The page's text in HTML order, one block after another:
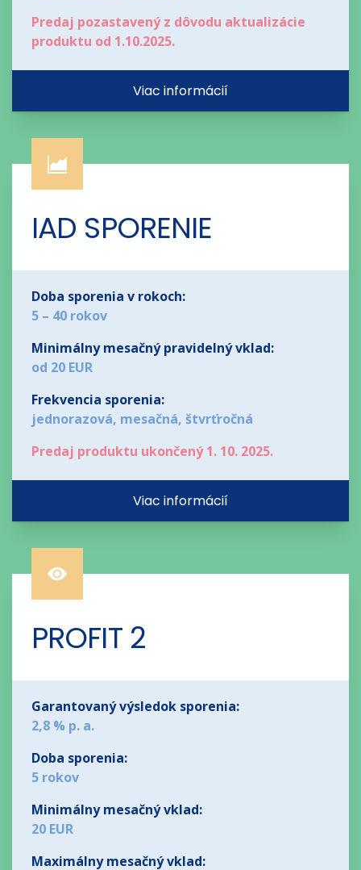
Predaj pozastavený z dôvodu aktualizácie
produktu od 1.10.2025.
Viac informácií
IAD SPORENIE
Doba sporenia v rokoch:
5 – 40 rokov
Minimálny mesačný pravidelný vklad:
od 20 EUR
Frekvencia sporenia:
jednorazová, mesačná, štvrťročná
Predaj produktu ukončený 1. 10. 2025.
Viac informácií
PROFIT 2
Garantovaný výsledok sporenia:
2,8 % p. a.
Doba sporenia:
5 rokov
Minimálny mesačný vklad:
20 EUR
Maximálny mesačný vklad: